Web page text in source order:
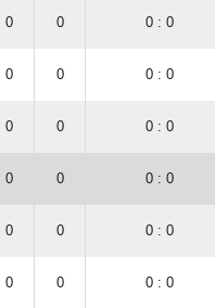
0 0 0 : 0
0 0 0 : 0
0 0 0 : 0
0 0 0 : 0
0 0 0 : 0
0 0 0 : 0